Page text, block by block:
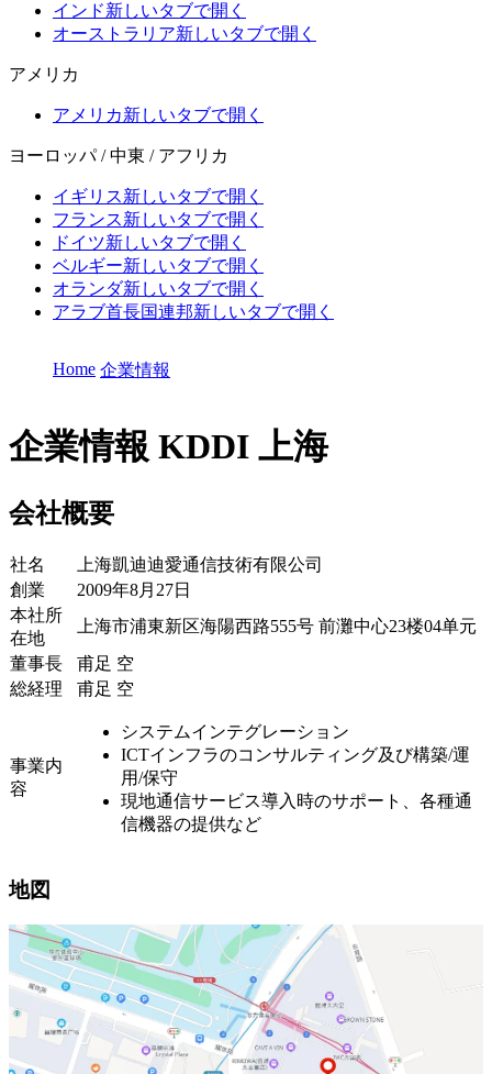
インド新しいタブで開く
オーストラリア新しいタブで開く
アメリカ
アメリカ新しいタブで開く
ヨーロッパ / 中東 / アフリカ
イギリス新しいタブで開く
フランス新しいタブで開く
ドイツ新しいタブで開く
ベルギー新しいタブで開く
オランダ新しいタブで開く
アラブ首長国連邦新しいタブで開く
Home 企業情報
企業情報 KDDI 上海
会社概要
社名
上海凱迪迪愛通信技術有限公司
創業
2009年8月27日
本社所
在地
上海市浦東新区海陽西路555号 前灘中心23楼04单元
董事長
甫足 空
総経理
甫足 空
事業内
容
システムインテグレーション
ICTインフラのコンサルティング及び構築/運
用/保守
現地通信サービス導入時のサポート、各種通
信機器の提供など
地図